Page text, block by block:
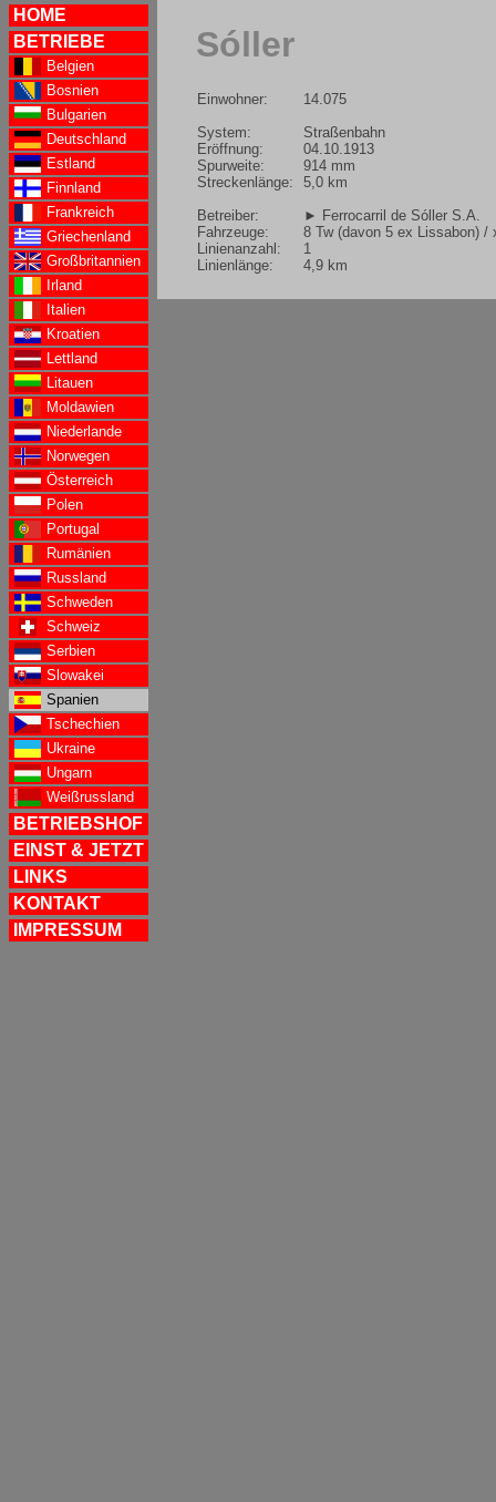
HOME
BETRIEBE
Belgien
Bosnien
Bulgarien
Deutschland
Estland
Finnland
Frankreich
Griechenland
Großbritannien
Irland
Italien
Kroatien
Lettland
Litauen
Moldawien
Niederlande
Norwegen
Österreich
Polen
Portugal
Rumänien
Russland
Schweden
Schweiz
Serbien
Slowakei
Spanien
Tschechien
Ukraine
Ungarn
Weißrussland
BETRIEBSHOF
EINST & JETZT
LINKS
KONTAKT
IMPRESSUM
Sóller
Einwohner:
System:
Eröffnung:
Spurweite:
Streckenlänge:
Betreiber:
Fahrzeuge:
Linienanzahl:
Linienlänge:
14.075
Straßenbahn
04.10.1913
914 mm
5,0 km
► Ferrocarril de Sóller S.A.
8 Tw (davon 5 ex Lissabon) /
1
4,9 km